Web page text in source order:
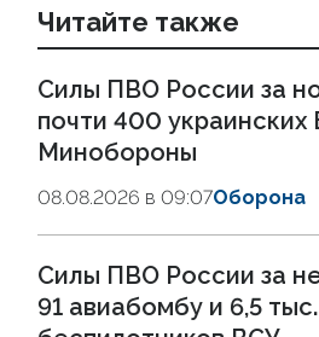
Читайте также
Силы ПВО России за
почти 400
Минобороны
08.08.2026 в 09:07Оборона
Силы ПВО России за
91 авиабомбу и 6,5 тыс.